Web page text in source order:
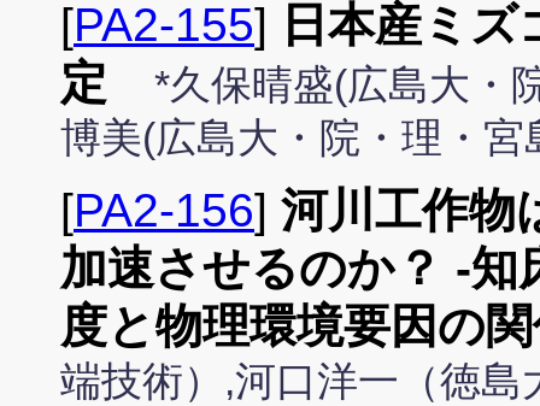
[PA2-155] 日本産ミ
定
*久保晴盛(広島大・
博美(広島大・院・理・宮
[PA2-156] 河川工作物
加速させるのか？ -
度と物理環境要因の
端技術）,河口洋一（徳